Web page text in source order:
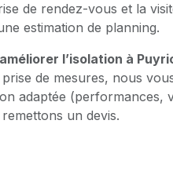
de rendez-vous et la
estimation de planning.
l’isolation à
de mesures, nous
adaptée (performances,
un devis.